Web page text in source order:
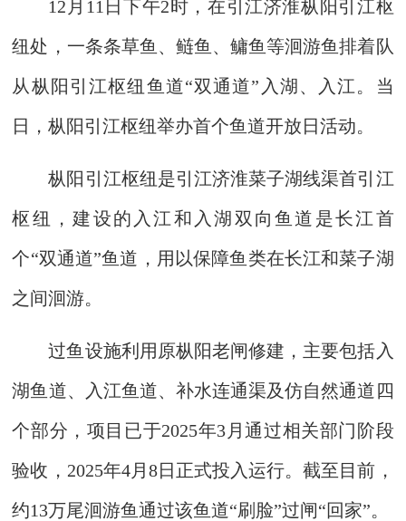
12月11日下午2时，在引江济淮枞阳引江枢
纽处，一条条草鱼、鲢鱼、鳙鱼等洄游鱼排着队
从枞阳引江枢纽鱼道“双通道”入湖、入江。当
日，枞阳引江枢纽举办首个鱼道开放日活动。
枞阳引江枢纽是引江济淮菜子湖线渠首引江
枢纽，建设的入江和入湖双向鱼道是长江首
个“双通道”鱼道，用以保障鱼类在长江和菜子湖
之间洄游。
过鱼设施利用原枞阳老闸修建，主要包括入
湖鱼道、入江鱼道、补水连通渠及仿自然通道四
个部分，项目已于2025年3月通过相关部门阶段
验收，2025年4月8日正式投入运行。截至目前，
约13万尾洄游鱼通过该鱼道“刷脸”过闸“回家”。